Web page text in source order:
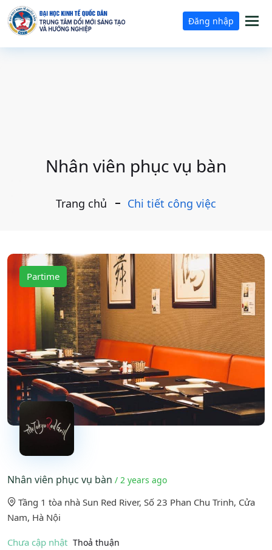
Đăng nhập
Nhân viên phục vụ bàn
Trang chủ Chi tiết công việc
Partime
Nhân viên phục vụ bàn / 2 years ago
Tầng 1 tòa nhà Sun Red River, Số 23 Phan Chu Trinh, Cửa
Nam, Hà Nội
Chưa cập nhật Thoả thuận